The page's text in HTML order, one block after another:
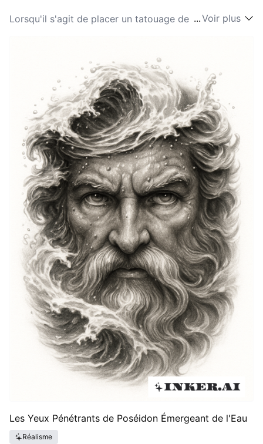
Lorsqu'il s'agit de placer un tatouage de Poséidon, les
incluent le bras supérieur, le dos et la poitrine, où le
tatouage peut symboliser force et protection. Ces
zones permettent des conceptions plus grandes qui
mettent en valeur les détails complexes souvent
présents dans les tatouages de Poséidon. Pour ceux
qui préfèrent des encres plus discrètes, des motifs
plus petits peuvent être placés sur le poignet ou la
cheville. Les choix parmi les idées de Poséidon
dépendent largement de la signification personnelle,
ainsi que du désir d'afficher ou de dissimuler
naturellement le tatouage. Que ce soit audacieux ou
discret, le placement peut renforcer la signification du
tatouage, en faisant une représentation puissante de
la force et de la connexion à la mer.
...Voir plus
Les Yeux Pénétrants de Poséidon Émergeant de l'Eau
Réalisme